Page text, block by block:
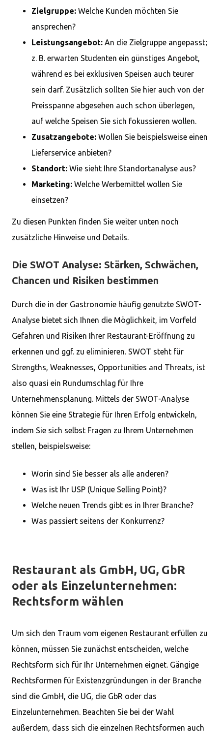
Zielgruppe: Welche Kunden möchten Sie
ansprechen?
Leistungsangebot: An die Zielgruppe angepasst;
z. B. erwarten Studenten ein günstiges Angebot,
während es bei exklusiven Speisen auch teurer
sein darf. Zusätzlich sollten Sie hier auch von der
Preisspanne abgesehen auch schon überlegen,
auf welche Speisen Sie sich fokussieren wollen.
Zusatzangebote: Wollen Sie beispielsweise einen
Lieferservice anbieten?
Standort: Wie sieht Ihre Standortanalyse aus?
Marketing: Welche Werbemittel wollen Sie
einsetzen?
Zu diesen Punkten finden Sie weiter unten noch
zusätzliche Hinweise und Details.
Die SWOT Analyse: Stärken, Schwächen,
Chancen und Risiken bestimmen
Durch die in der Gastronomie häufig genutzte SWOT-
Analyse bietet sich Ihnen die Möglichkeit, im Vorfeld
Gefahren und Risiken Ihrer Restaurant-Eröffnung zu
erkennen und ggf. zu eliminieren. SWOT steht für
Strengths, Weaknesses, Opportunities and Threats, ist
also quasi ein Rundumschlag für Ihre
Unternehmensplanung. Mittels der SWOT-Analyse
können Sie eine Strategie für Ihren Erfolg entwickeln,
indem Sie sich selbst Fragen zu Ihrem Unternehmen
stellen, beispielsweise:
Worin sind Sie besser als alle anderen?
Was ist Ihr USP (Unique Selling Point)?
Welche neuen Trends gibt es in Ihrer Branche?
Was passiert seitens der Konkurrenz?
Restaurant als GmbH, UG, GbR
oder als Einzelunternehmen:
Rechtsform wählen
Um sich den Traum vom eigenen Restaurant erfüllen zu
können, müssen Sie zunächst entscheiden, welche
Rechtsform sich für Ihr Unternehmen eignet. Gängige
Rechtsformen für Existenzgründungen in der Branche
sind die GmbH, die UG, die GbR oder das
Einzelunternehmen. Beachten Sie bei der Wahl
außerdem, dass sich die einzelnen Rechtsformen auch